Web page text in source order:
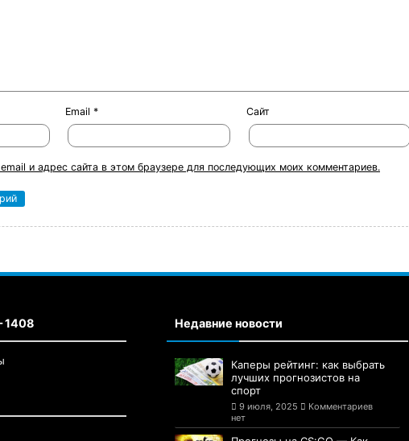
Email* Сайт
и адрес сайта в этом браузере для последующих моих комментариев.
1408 Недавние новости
Каперы рейтинг: как выбрать
лучших прогнозистов на
спорт
9 июля, 2025
Комментариев
нет